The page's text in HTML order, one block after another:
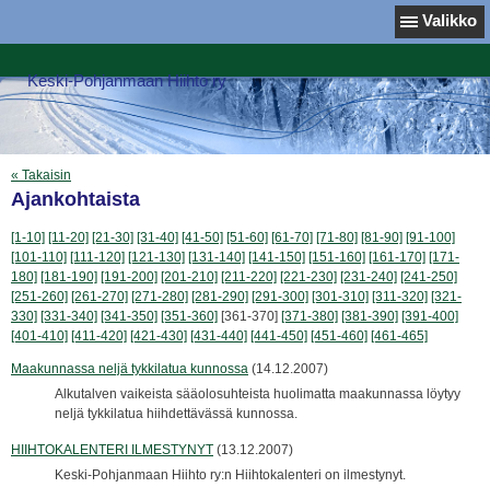
Valikko
Keski-Pohjanmaan Hiihto ry
« Takaisin
Ajankohtaista
[1-10] [11-20] [21-30] [31-40] [41-50] [51-60] [61-70] [71-80] [81-90] [91-100]
[101-110] [111-120] [121-130] [131-140] [141-150] [151-160] [161-170] [171-
180] [181-190] [191-200] [201-210] [211-220] [221-230] [231-240] [241-250]
[251-260] [261-270] [271-280] [281-290] [291-300] [301-310] [311-320] [321-
330] [331-340] [341-350] [351-360] [361-370] [371-380] [381-390] [391-400]
[401-410] [411-420] [421-430] [431-440] [441-450] [451-460] [461-465]
Maakunnassa neljä tykkilatua kunnossa (14.12.2007)
Alkutalven vaikeista sääolosuhteista huolimatta maakunnassa löytyy
neljä tykkilatua hiihdettävässä kunnossa.
HIIHTOKALENTERI ILMESTYNYT (13.12.2007)
Keski-Pohjanmaan Hiihto ry:n Hiihtokalenteri on ilmestynyt.